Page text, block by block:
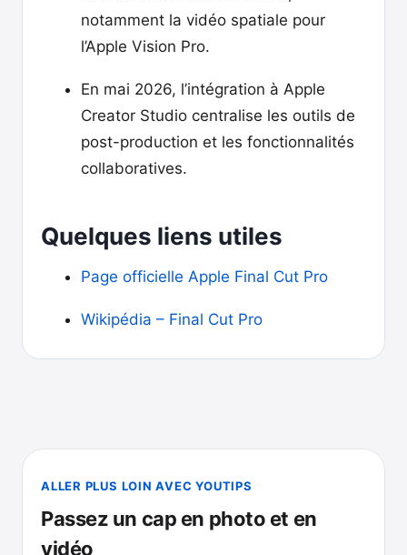
notamment la vidéo spatiale pour
l’Apple Vision Pro.
En mai 2026, l’intégration à Apple
Creator Studio centralise les outils de
post-production et les fonctionnalités
collaboratives.
Quelques liens utiles
Page officielle Apple Final Cut Pro
Wikipédia – Final Cut Pro
ALLER PLUS LOIN AVEC YOUTIPS
Passez un cap en photo et en
vidéo